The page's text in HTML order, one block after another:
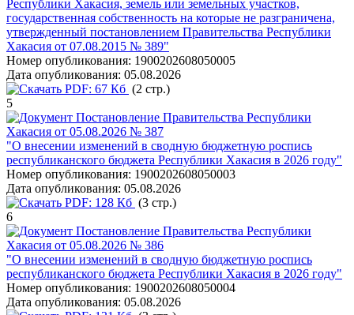
Республики Хакасия, земель или земельных участков,
государственная собственность на которые не разграничена,
утвержденный постановлением Правительства Республики
Хакасия от 07.08.2015 № 389"
Номер опубликования: 1900202608050005
Дата опубликования: 05.08.2026
PDF: 67 Кб (2 стр.)
5
Постановление Правительства Республики
Хакасия от 05.08.2026 № 387
"О внесении изменений в сводную бюджетную роспись
республиканского бюджета Республики Хакасия в 2026 году"
Номер опубликования: 1900202608050003
Дата опубликования: 05.08.2026
PDF: 128 Кб (3 стр.)
6
Постановление Правительства Республики
Хакасия от 05.08.2026 № 386
"О внесении изменений в сводную бюджетную роспись
республиканского бюджета Республики Хакасия в 2026 году"
Номер опубликования: 1900202608050004
Дата опубликования: 05.08.2026